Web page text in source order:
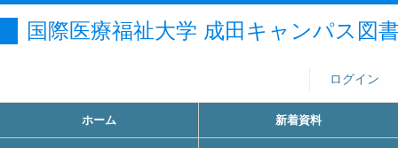
国際医療福祉大学 成田キャンパス図
ログイン
ホーム 新着資料